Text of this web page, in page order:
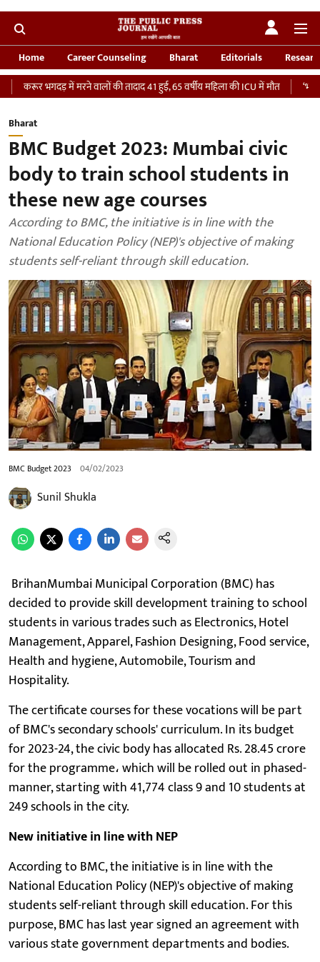
Home Career Counseling Bharat Editorials
में मरने वालों की तादाद 41 हुई, 65 वर्षीय महिला की ICU में मौत
‘भारतीय सेना
Bharat
BMC Budget 2023: Mumbai civic
body to train school students in
these new age courses
According to BMC, the initiative is in line with the
National Education Policy (NEP)'s objective of making
students self-reliant through skill education.
BMC Budget 2023 04/02/2023
Sunil Shukla
BrihanMumbai Municipal Corporation (BMC) has
decided to provide skill development training to school
students in various trades such as Electronics, Hotel
Management, Apparel, Fashion Designing, Food service,
Health and hygiene, Automobile, Tourism and
Hospitality.
The certificate courses for these vocations will be part
of BMC's secondary schools' curriculum. In its budget
for 2023-24, the civic body has allocated Rs. 28.45 crore
for the programme، which will be rolled out in phased-
manner, starting with 41,774 class 9 and 10 students at
249 schools in the city.
New initiative in line with NEP
According to BMC, the initiative is in line with the
National Education Policy (NEP)'s objective of making
students self-reliant through skill education. For this
purpose, BMC has last year signed an agreement with
various state government departments and bodies.